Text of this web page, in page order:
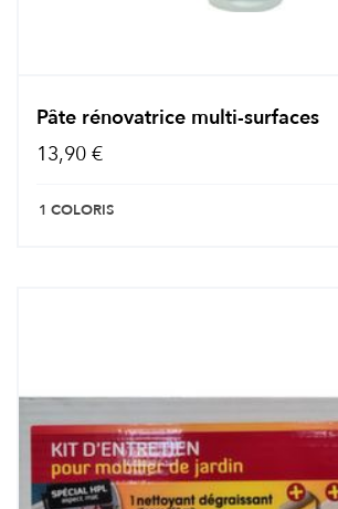
Pâte rénovatrice multi-surfaces
13,90 €
1 COLORIS